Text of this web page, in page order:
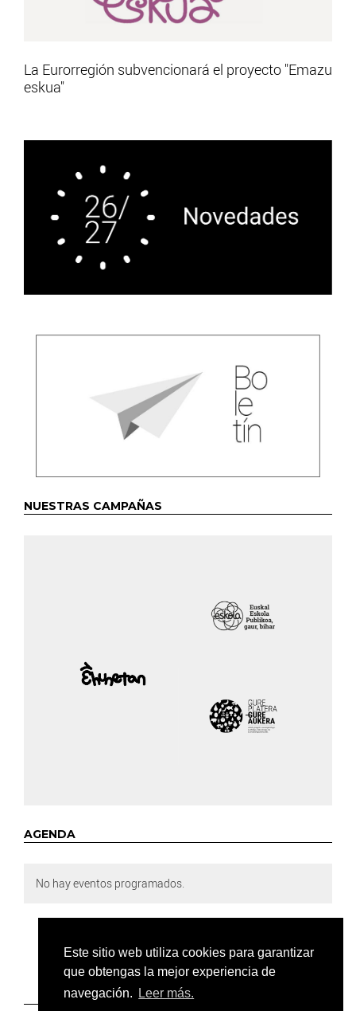
Este sitio web utiliza cookies para garantizar
que obtengas la mejor experiencia de
navegación.
Leer más.
La Eurorregión subvencionará el proyecto "Emazu
eskua"
NUESTRAS CAMPAÑAS
AGENDA
No hay eventos programados.